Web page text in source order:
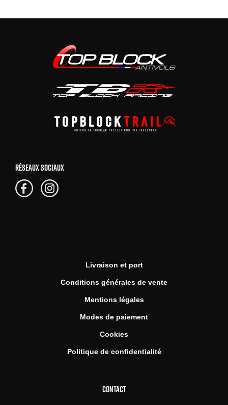
RÉSEAUX SOCIAUX
Livraison et port
Conditions générales de vente
Mentions légales
Modes de paiement
Cookies
Politique de confidentialité
CONTACT